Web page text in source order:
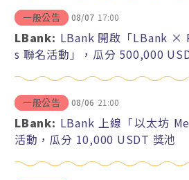
一般公告 08/07 17:00
LBank: LBank 開啟「LBank ×
s 聯名活動」，瓜分 500,000
一般公告 08/06 21:00
LBank: LBank 上線「以太坊
活動，瓜分 10,000 USDT 獎池